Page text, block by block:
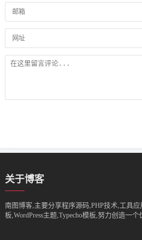
关于博客
南图博客,主要分享程序源码,PHP技术,工具
板,WordPress主题,Typecho模板,努力创造一